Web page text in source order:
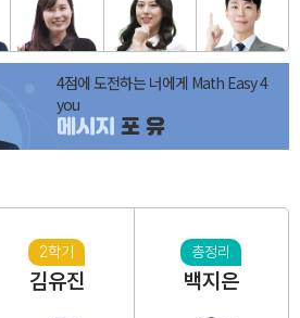
4점에 도전하는 너에게 Math Easy 4
you
메시지 포 유
2학기
김유진
총정리
백지은